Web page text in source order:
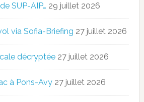
SUP-AIP… 29 juillet 2026
via Sofia-Briefing 27 juillet 2026
décryptée 27 juillet 2026
à Pons-Avy 27 juillet 2026